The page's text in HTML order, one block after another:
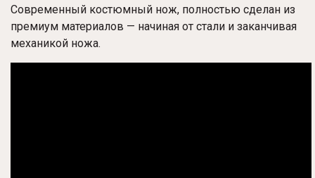
Современный костюмный нож, полностью сделан из
премиум материалов — начиная от стали и заканчивая
механикой ножа.